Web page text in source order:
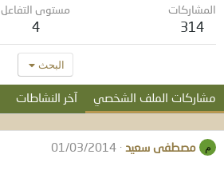
المشاركات
314
مستوى التفاعل
4
البحث
مشاركات الملف الشخصي آخر النشاطات
م مصطفى سعيد 01/03/2014